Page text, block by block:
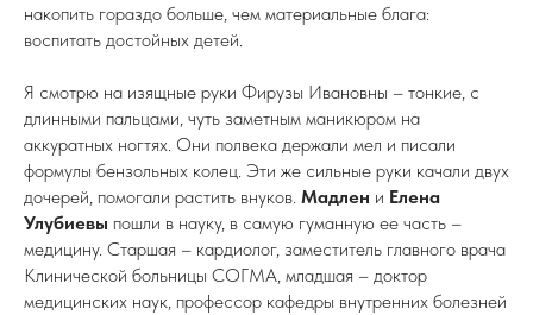
накопить гораздо больше, чем материальные блага:
воспитать достойных детей.
Я смотрю на изящные руки Фирузы Ивановны – тонкие, с
длинными пальцами, чуть заметным маникюром на
аккуратных ногтях. Они полвека держали мел и писали
формулы бензольных колец. Эти же сильные руки качали двух
дочерей, помогали растить внуков. Мадлен и Елена
Улубиевы пошли в науку, в самую гуманную ее часть –
медицину. Старшая – кардиолог, заместитель главного врача
Клинической больницы СОГМА, младшая – доктор
медицинских наук, профессор кафедры внутренних болезней